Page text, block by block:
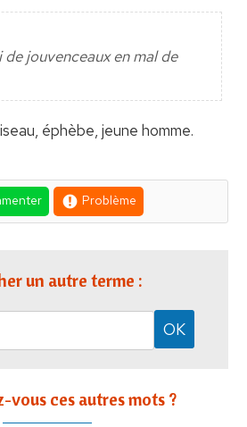
jouvenceaux en mal de
éphèbe, jeune homme.
Problème
un autre terme :
vous ces autres mots ?